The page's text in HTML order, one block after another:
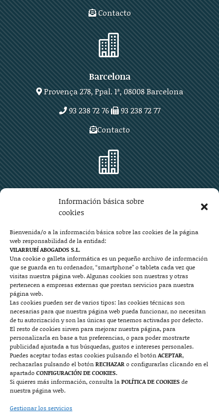
Información básica sobre
cookies
Bienvenida/o a la información básica sobre las cookies de la página
web responsabilidad de la entidad:
VILARRUBÍ ABOGADOS S.L.
Una cookie o galleta informática es un pequeño archivo de información
que se guarda en tu ordenador, “smartphone” o tableta cada vez que
visitas nuestra página web. Algunas cookies son nuestras y otras
pertenecen a empresas externas que prestan servicios para nuestra
página web.
Las cookies pueden ser de varios tipos: las cookies técnicas son
necesarias para que nuestra página web pueda funcionar, no necesitan
de tu autorización y son las únicas que tenemos activadas por defecto.
El resto de cookies sirven para mejorar nuestra página, para
personalizarla en base a tus preferencias, o para poder mostrarte
publicidad ajustada a tus búsquedas, gustos e intereses personales.
Puedes aceptar todas estas cookies pulsando el botónACEPTAR,
rechazarlas pulsando el botónRECHAZARo configurarlas clicando en el
apartado CONFIGURACIÓN DE COOKIES.
Si quieres más información, consulta laPOLÍTICA DE COOKIESde
nuestra página web.
Gestionar los servicios
Contacto

Barcelona
Provença 278, Ppal. 1ª, 08008 Barcelona
93 238 72 76
93 238 72 77
Contacto

Plaza Aragón 10, planta 11ª, 50004 Zaragoza
976 219 571
976 225 209
Contacto

Mallorca
Josep Pla, n°6, 07400 Alcudia (Mallorca)
722 131 870
Contacto
